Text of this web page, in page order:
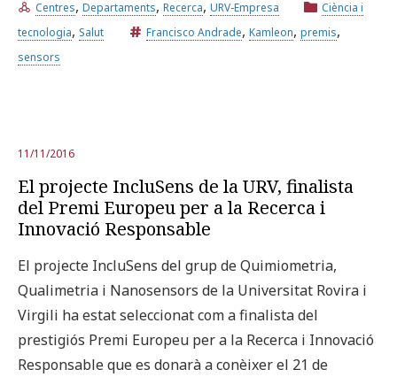
CATALÀ ESPAÑOL ENGLISH
Centres, Departaments, Recerca, URV-Empresa
Ciència i
tecnologia, Salut Francisco Andrade, Kamleon, premis,
sensors
11/11/2016
El projecte IncluSens de la URV, finalista
del Premi Europeu per a la Recerca i
Innovació Responsable
El projecte IncluSens del grup de Quimiometria,
Qualimetria i Nanosensors de la Universitat Rovira i
Virgili ha estat seleccionat com a finalista del
prestigiós Premi Europeu per a la Recerca i Innovació
Responsable que es donarà a conèixer el 21 de